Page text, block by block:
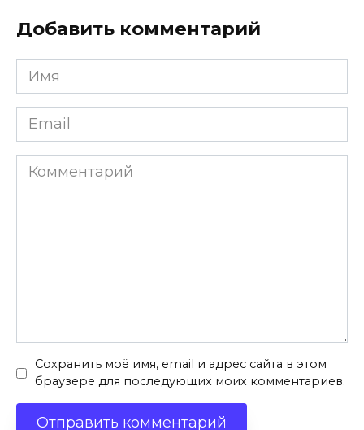
Добавить комментарий
Имя
*
Email
*
Комментарий
Сохранить моё имя, email и адрес сайта в этом
браузере для последующих моих комментариев.